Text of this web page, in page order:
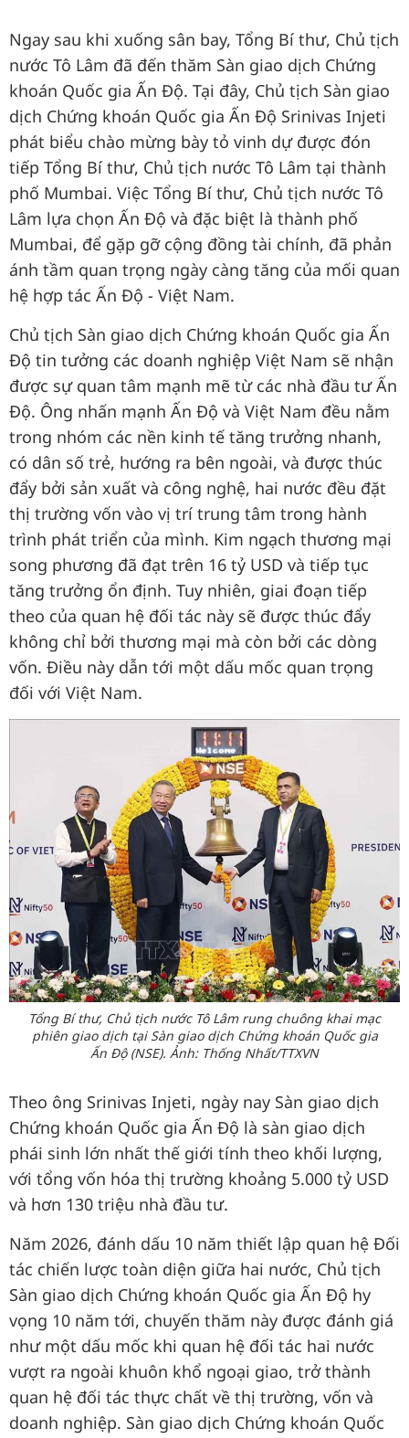
Ngay sau khi xuống sân bay, Tổng Bí thư, Chủ tịch
nước Tô Lâm đã đến thăm Sàn giao dịch Chứng
khoán Quốc gia Ấn Độ. Tại đây, Chủ tịch Sàn giao
dịch Chứng khoán Quốc gia Ấn Độ Srinivas Injeti
phát biểu chào mừng bày tỏ vinh dự được đón
tiếp Tổng Bí thư, Chủ tịch nước Tô Lâm tại thành
phố Mumbai. Việc Tổng Bí thư, Chủ tịch nước Tô
Lâm lựa chọn Ấn Độ và đặc biệt là thành phố
Mumbai, để gặp gỡ cộng đồng tài chính, đã phản
ánh tầm quan trọng ngày càng tăng của mối quan
hệ hợp tác Ấn Độ - Việt Nam.
Chủ tịch Sàn giao dịch Chứng khoán Quốc gia Ấn
Độ tin tưởng các doanh nghiệp Việt Nam sẽ nhận
được sự quan tâm mạnh mẽ từ các nhà đầu tư Ấn
Độ. Ông nhấn mạnh Ấn Độ và Việt Nam đều nằm
trong nhóm các nền kinh tế tăng trưởng nhanh,
có dân số trẻ, hướng ra bên ngoài, và được thúc
đẩy bởi sản xuất và công nghệ, hai nước đều đặt
thị trường vốn vào vị trí trung tâm trong hành
trình phát triển của mình. Kim ngạch thương mại
song phương đã đạt trên 16 tỷ USD và tiếp tục
tăng trưởng ổn định. Tuy nhiên, giai đoạn tiếp
theo của quan hệ đối tác này sẽ được thúc đẩy
không chỉ bởi thương mại mà còn bởi các dòng
vốn. Điều này dẫn tới một dấu mốc quan trọng
đối với Việt Nam.
Tổng Bí thư, Chủ tịch nước Tô Lâm rung chuông khai mạc
phiên giao dịch tại Sàn giao dịch Chứng khoán Quốc gia
Ấn Độ (NSE). Ảnh: Thống Nhất/TTXVN
Theo ông Srinivas Injeti, ngày nay Sàn giao dịch
Chứng khoán Quốc gia Ấn Độ là sàn giao dịch
phái sinh lớn nhất thế giới tính theo khối lượng,
với tổng vốn hóa thị trường khoảng 5.000 tỷ USD
và hơn 130 triệu nhà đầu tư.
Năm 2026, đánh dấu 10 năm thiết lập quan hệ Đối
tác chiến lược toàn diện giữa hai nước, Chủ tịch
Sàn giao dịch Chứng khoán Quốc gia Ấn Độ hy
vọng 10 năm tới, chuyến thăm này được đánh giá
như một dấu mốc khi quan hệ đối tác hai nước
vượt ra ngoài khuôn khổ ngoại giao, trở thành
quan hệ đối tác thực chất về thị trường, vốn và
doanh nghiệp. Sàn giao dịch Chứng khoán Quốc